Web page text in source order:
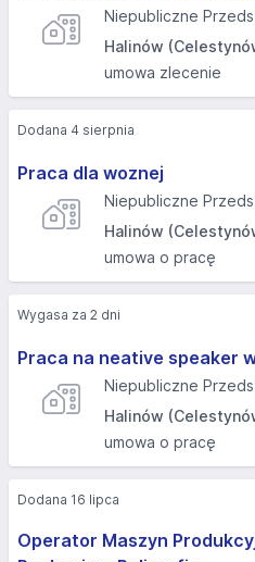
Niepubliczne
Halinów
umowa zlecenie
Praca dla woznej
Niepubliczne
Halinów
umowa o pracę
Dodana 4 sierpnia
Praca na neative speaker
Niepubliczne
Halinów
umowa o pracę
Wygasa za 2 dni
Operator Maszyn
Dodana 16 lipca